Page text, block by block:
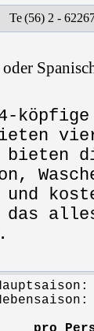
(56) 2 -
bieten
und
das